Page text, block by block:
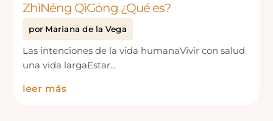
ZhìNéng QìGōng ¿Qué es?
por Mariana de la Vega
Las intenciones de la vida humanaVivir con salud
una vida largaEstar...
leer más